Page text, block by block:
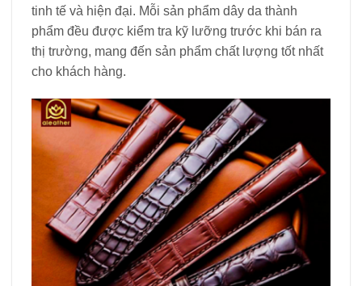
tinh tế và hiện đại. Mỗi sản phẩm dây da thành
phẩm đều được kiểm tra kỹ lưỡng trước khi bán ra
thị trường, mang đến sản phẩm chất lượng tốt nhất
cho khách hàng.